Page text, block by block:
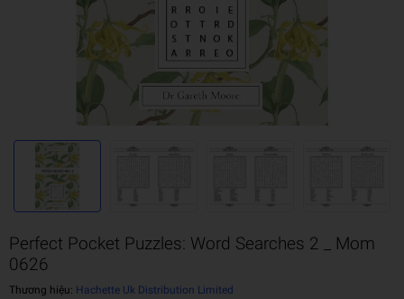
Perfect Pocket Puzzles: Word Searches 2 _ Mom
0626
Thương hiệu: Hachette Uk Distribution Limited